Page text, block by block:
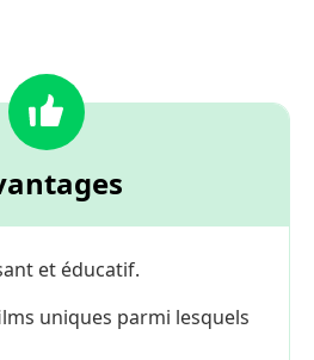
et éducatif.
uniques parmi lesquels